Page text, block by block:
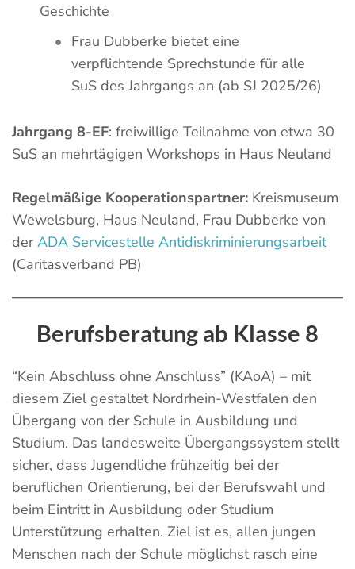
Geschichte
Frau Dubberke bietet eine
verpflichtende Sprechstunde für alle
SuS des Jahrgangs an (ab SJ 2025/26)
Jahrgang 8-EF: freiwillige Teilnahme von etwa 30
SuS an mehrtägigen Workshops in Haus Neuland
Regelmäßige Kooperationspartner: Kreismuseum
Wewelsburg, Haus Neuland, Frau Dubberke von
derADA Servicestelle Antidiskriminierungsarbeit
(Caritasverband PB)
Berufsberatung ab Klasse 8
“Kein Abschluss ohne Anschluss” (KAoA) – mit
diesem Ziel gestaltet Nordrhein-Westfalen den
Übergang von der Schule in Ausbildung und
Studium. Das landesweite Übergangssystem stellt
sicher, dass Jugendliche frühzeitig bei der
beruflichen Orientierung, bei der Berufswahl und
beim Eintritt in Ausbildung oder Studium
Unterstützung erhalten. Ziel ist es, allen jungen
Menschen nach der Schule möglichst rasch eine